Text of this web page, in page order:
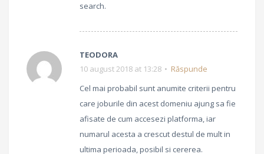
search.
TEODORA
10 august 2018 at 13:28
Răspunde
Cel mai probabil sunt anumite criterii pentru
care joburile din acest domeniu ajung sa fie
afisate de cum accesezi platforma, iar
numarul acesta a crescut destul de mult in
ultima perioada, posibil si cererea.